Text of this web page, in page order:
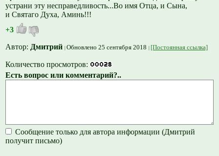
устрани эту несправедливость...Во имя Отца, и Сына,
и Святаго Духа, Аминь!!!
+3
Автор: Дмитрий Обновлено 25 сентября 2018 [Постоянная ссылка]
Количество просмотров:
Есть вопрос или комментарий?..
Сообщение только для автора информации (Дмитрий
получит письмо)